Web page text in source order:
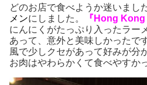
どのお店で食べようか迷いまし
メンにしました。 『Hong Kong
にんにくがたっぷり入ったラー
あって、意外と美味しかったで
風で少しクセがあって好みが分
お肉はやわらかくて食べやすか